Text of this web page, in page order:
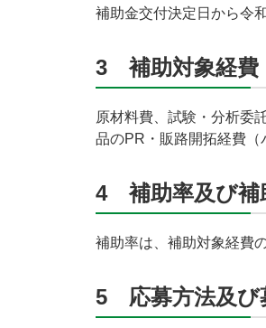
補助金交付決定日から令
3 補助対象経費
原材料費、試験・分析委
品のPR・販路開拓経費
4 補助率及び補
補助率は、補助対象経費
5 応募方法及び